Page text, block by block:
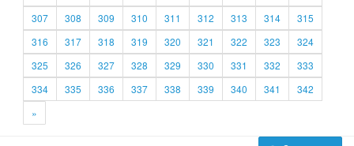
307
308 309 310 311 312 313 314
315
316
317 318 319 320 321 322 323
324
325
326 327 328 329 330 331 332
333
334
335 336 337 338 339 340 341
342
»